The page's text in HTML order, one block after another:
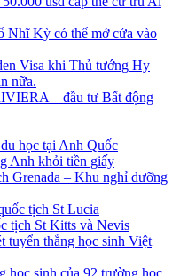
Nhĩ Kỳ có thể mở cửa vào
Visa khi Thủ tướng Hy
nữa.
– đầu tư Bất động
học tại Anh Quốc
Anh khỏi tiền giấy
Grenada – Khu nghỉ dưỡng
tịch St Lucia
tịch St Kitts và Nevis
tuyển thẳng học sinh Việt